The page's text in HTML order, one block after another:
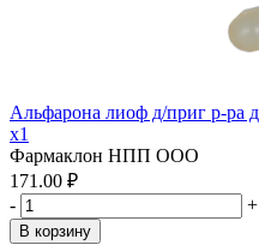
Альфарона лиоф д/приг р-ра
x1
Фармаклон НПП ООО
171.00 ₽
-
+
В корзину